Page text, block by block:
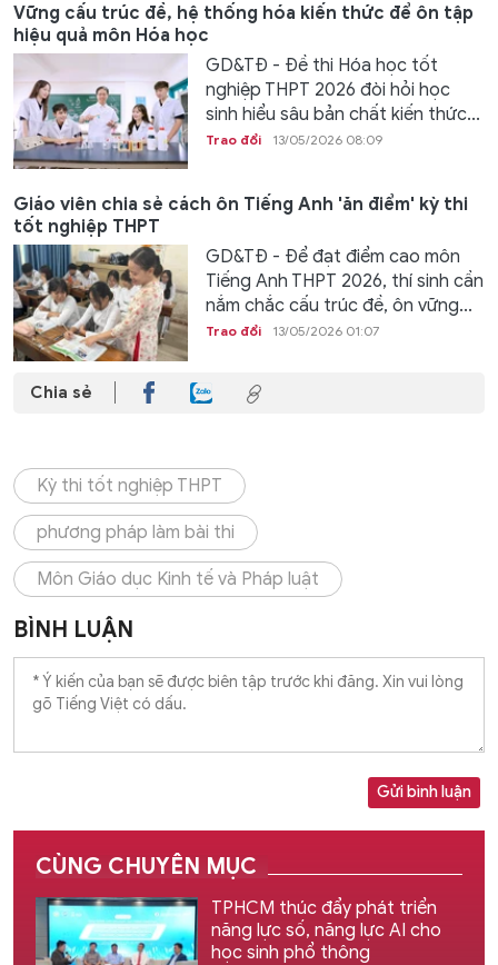
Vững cấu trúc đề, hệ thống hóa kiến thức để ôn tập
hiệu quả môn Hóa học
GD&TĐ - Đề thi Hóa học tốt
nghiệp THPT 2026 đòi hỏi học
sinh hiểu sâu bản chất kiến thức...
Trao đổi 13/05/2026 08:09
Giáo viên chia sẻ cách ôn Tiếng Anh 'ăn điểm' kỳ thi
tốt nghiệp THPT
GD&TĐ - Để đạt điểm cao môn
Tiếng Anh THPT 2026, thí sinh cần
nắm chắc cấu trúc đề, ôn vững...
Trao đổi 13/05/2026 01:07
Chia sẻ
Kỳ thi tốt nghiệp THPT
phương pháp làm bài thi
Môn Giáo dục Kinh tế và Pháp luật
BÌNH LUẬN
Gửi bình luận
CÙNG CHUYÊN MỤC
TPHCM thúc đẩy phát triển
năng lực số, năng lực AI cho
học sinh phổ thông